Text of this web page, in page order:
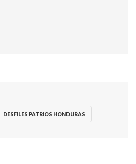
DESFILES PATRIOS HONDURAS